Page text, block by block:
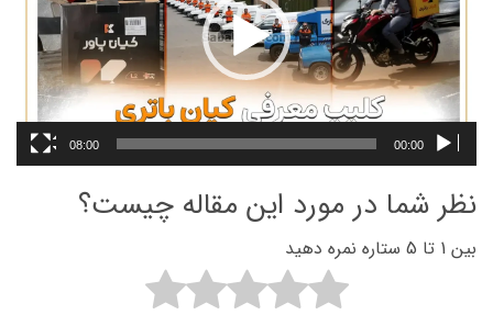
00:00
08:00
نظر شما در مورد این مقاله چیست؟
بین 1 تا 5 ستاره نمره دهید